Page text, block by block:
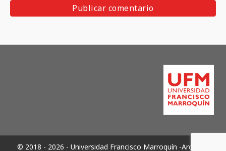
© 2018 - 2026 - Universidad Francisco Marroquín -Archivos